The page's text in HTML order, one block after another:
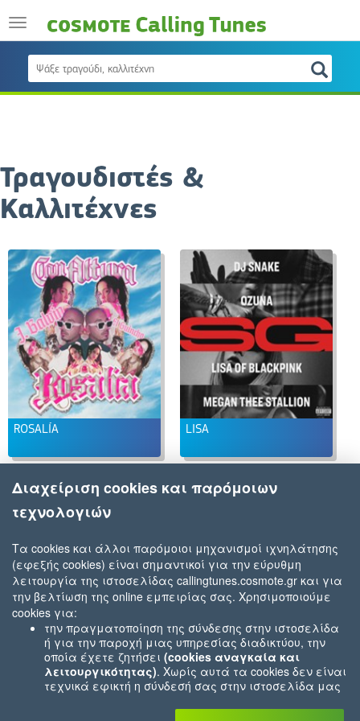
Τραγουδιστές &
Καλλιτέχνες
ROSALÍA LISA
Διαχείριση cookies και παρόμοιων
τεχνολογιών
Τα cookies και άλλοι παρόμοιοι μηχανισμοί ιχνηλάτησης
(εφεξής cookies) είναι σημαντικοί για την εύρυθμη
λειτουργία της ιστοσελίδας callingtunes.cosmote.gr και για
την βελτίωση της online εμπειρίας σας. Χρησιμοποιούμε
cookies για:
την πραγματοποίηση της σύνδεσης στην ιστοσελίδα
ή για την παροχή μιας υπηρεσίας διαδικτύου, την
οποία έχετε ζητήσει (cookies αναγκαία και
λειτουργικότητας). Χωρίς αυτά τα cookies δεν είναι
τεχνικά εφικτή η σύνδεσή σας στην ιστοσελίδα μας
που εσείς μας ζητήσατε (π.χ.cookies που αφορούν